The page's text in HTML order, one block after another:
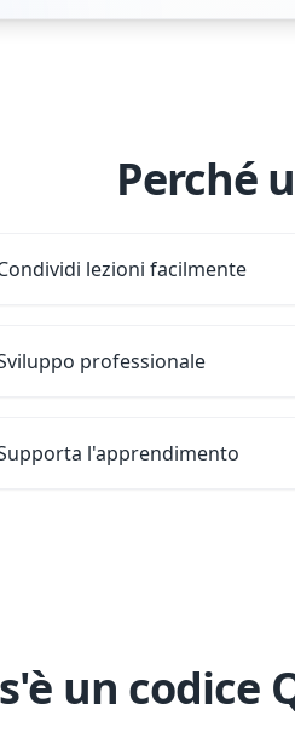
Perché
lezioni facilmente
professionale
l'apprendimento
un codice